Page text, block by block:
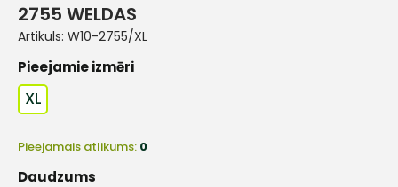
2755 WELDAS
Artikuls: W10-2755/XL
Pieejamie izmēri
XL
Pieejamais atlikums: 0
Daudzums